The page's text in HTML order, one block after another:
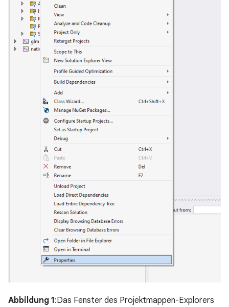
Abbildung 1:Das Fenster des Projektmappen-Explorers